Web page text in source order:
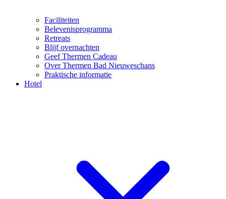
Faciliteiten
Belevenisprogramma
Retreats
Blijf overnachten
Geef Thermen Cadeau
Over Thermen Bad Nieuweschans
Praktische informatie
Hotel